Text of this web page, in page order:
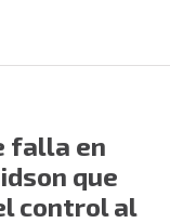
falla en
que
control al